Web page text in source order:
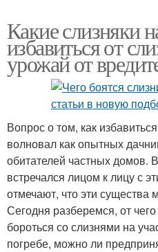
Какие слизняки
избавиться от
урожай от
Вопрос о том, как
волновал как опытных
обитателей частных домов.
встречался лицом к лицу с
отмечают, что эти существа
Сегодня разберемся, от
бороться со слизнями на
погребе, можно ли